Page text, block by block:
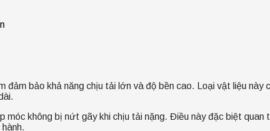
bảo khả năng chịu tải lớn và độ bền cao. Loại vật liệu này
móc không bị nứt gãy khi chịu tải nặng. Điều này đặc biệt